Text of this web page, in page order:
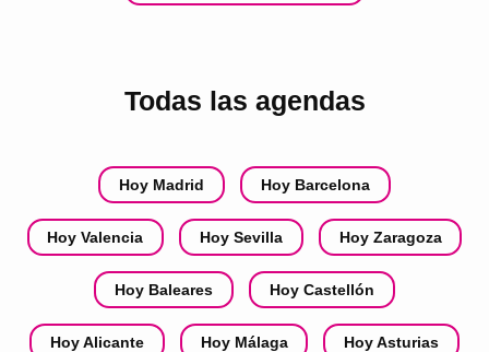
Todas las agendas
Hoy Madrid Hoy Barcelona
Hoy Valencia Hoy Sevilla Hoy Zaragoza
Hoy Baleares Hoy Castellón
Hoy Alicante Hoy Málaga Hoy Asturias